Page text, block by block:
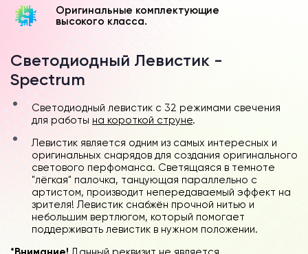
Оригинальные комплектующие
высокого класса.
Светодиодный Левистик -
Spectrum
Светодиодный левистик с 32 режимами свечения
для работы на короткой струне.
Левистик является одним из самых интересных и
оригинальных снарядов для создания оригинального
светового перфоманса. Светящаяся в темноте
"лёгкая" палочка, танцующая параллельно с
артистом, производит непередаваемый эффект на
зрителя! Левистик снабжён прочной нитью и
небольшим вертлюгом, который помогает
поддерживать левистик в нужном положении.